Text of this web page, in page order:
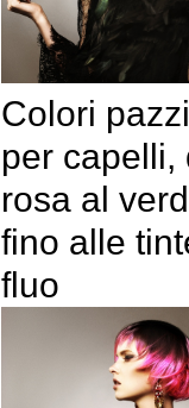
Colori pazzi
per capelli,
rosa al
fino alle
fluo